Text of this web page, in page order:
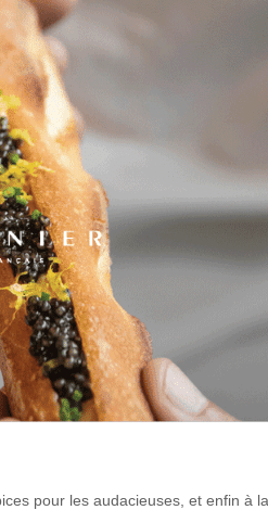
pour les audacieuses, et enfin à